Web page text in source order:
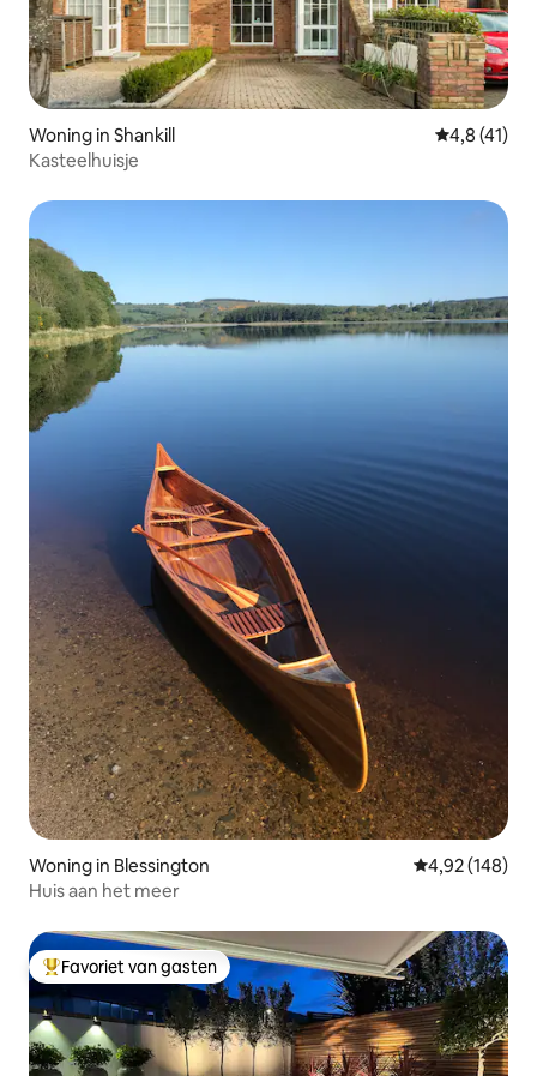
Woning in Shankill
4,8 (41)
Kasteelhuisje
Woning in Blessington Gemiddelde
4,92 (148)
Huis aan het meer
Topfavoriet van gasten
Favoriet van gasten